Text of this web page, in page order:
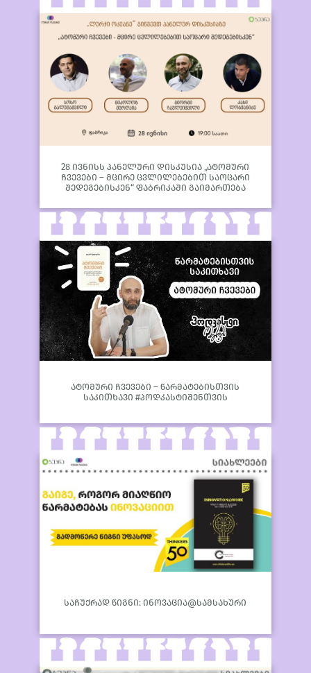
28 ივნისს პანელური დისკუსია „ატომური
ჩვევები – მცირე ცვლილებებით საოცარი
შედეგებისკენ“ ფაბრიკაში გაიმართება
ატომური ჩვევები – წარმატებისთვის
საკითხავი #პოდკასტიშენთვის
საჩუქრად წიგნი: ინოვაცია@სამსახური